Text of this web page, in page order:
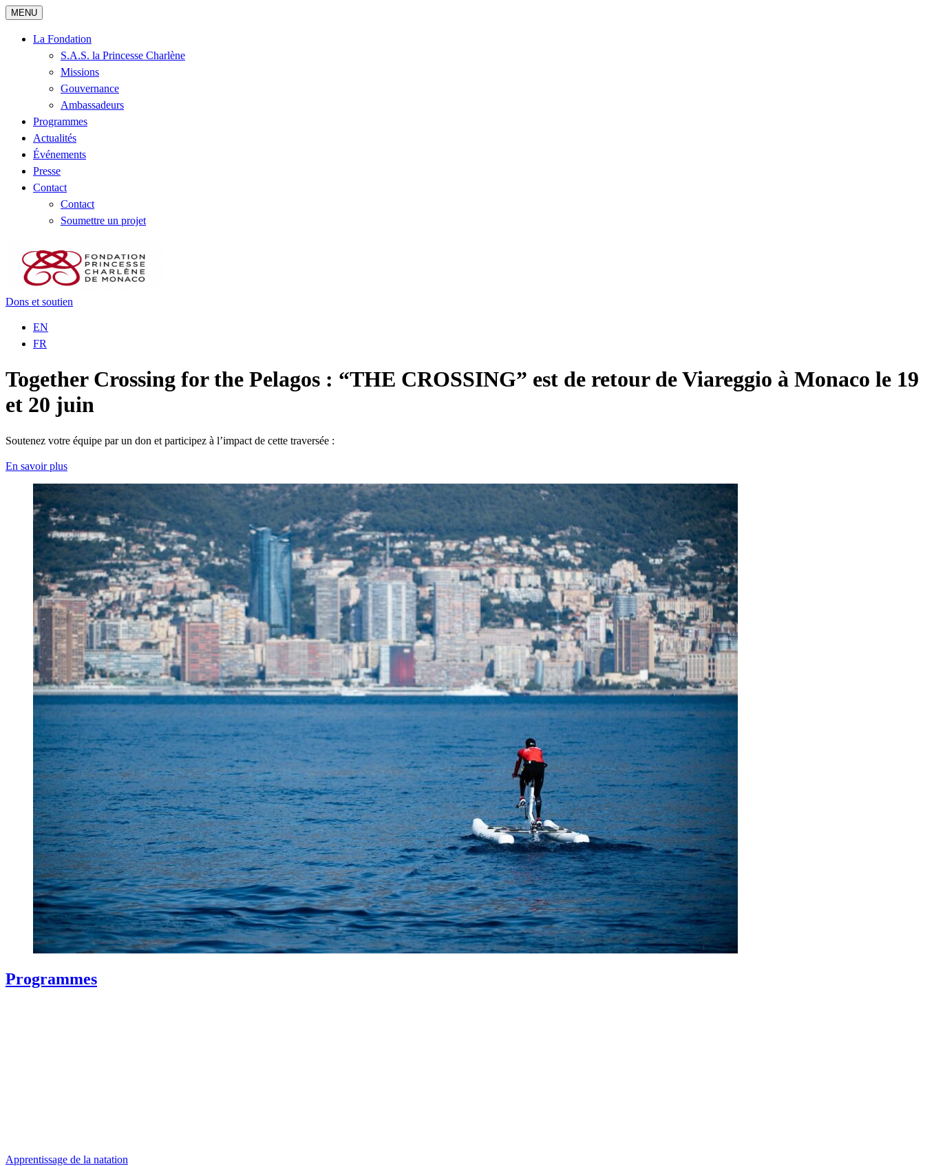
MENU
La Fondation
S.A.S. la Princesse Charlène
Missions
Gouvernance
Ambassadeurs
Programmes
Actualités
Événements
Presse
Contact
Contact
Soumettre un projet
Dons et soutien
EN
FR
Together Crossing for the Pelagos : “THE CROSSING” est de retour de Viareggio à Monaco le 19
et 20 juin
Soutenez votre équipe par un don et participez à l’impact de cette traversée :
En savoir plus
Programmes
Apprentissage de la natation